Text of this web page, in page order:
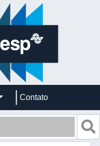
Contato